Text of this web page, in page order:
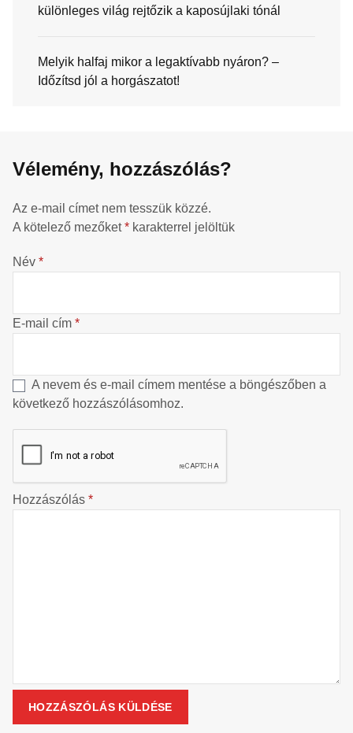
különleges világ rejtőzik a kaposújlaki tónál
Melyik halfaj mikor a legaktívabb nyáron? –
Időzítsd jól a horgászatot!
Vélemény, hozzászólás?
Az e-mail címet nem tesszük közzé.
A kötelező mezőket* karakterrel jelöltük
Név *
E-mail cím *
A nevem és e-mail címem mentése a böngészőben a
következő hozzászólásomhoz.
Hozzászólás *